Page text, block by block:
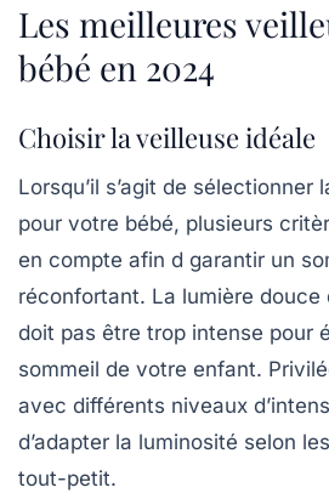
Les meilleures
bébé en 2024
Choisir la veilleuse idéale
Lorsqu’il s’agit de sélectionner
pour votre bébé, plusieurs
en compte afin d garantir un
réconfortant. La lumière douce
doit pas être trop intense pour
sommeil de votre enfant.
avec différents niveaux
d’adapter la luminosité selon
tout-petit.